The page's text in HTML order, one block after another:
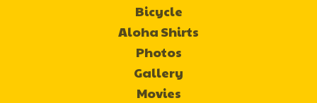
Bicycle
Aloha Shirts
Photos
Gallery
Movies